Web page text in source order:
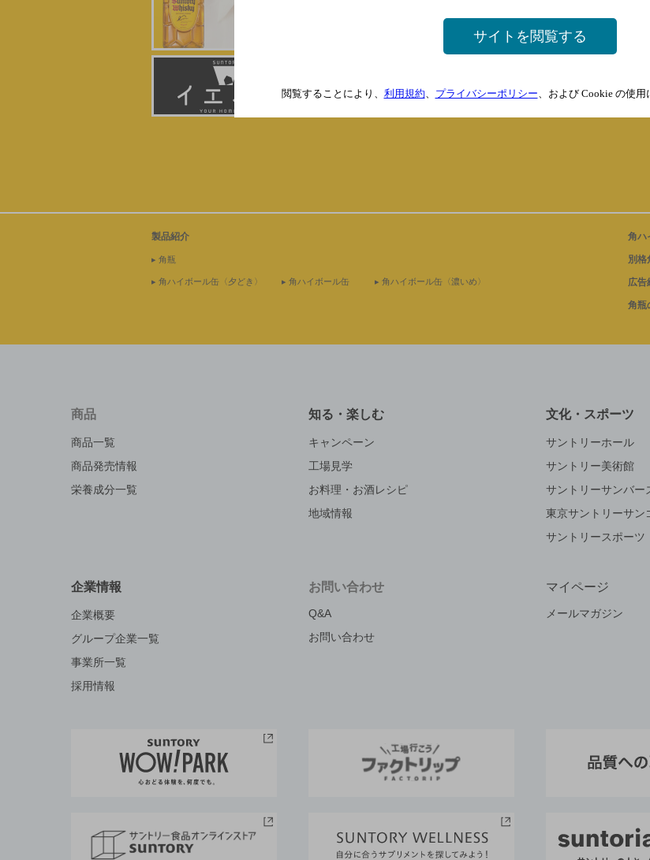
2022年9月6日
CM「ひとりでハイ＆カラ！」篇 を公開し
ました。
2022年7月25日
コンテンツ「白角 製品紹介」を公開しまし
た。
た。
2021年4月2日
CM「改・CAN！」篇 を公開しました。
2020年3月16日
2020年3月9日
CM「妹」篇 30秒を公開しました。
CM「妹」篇 15秒を公開しました。
CM「つまみ食い」篇を公開しました。
2016年4月1日
角瓶のデザインをリニューアルしました。
2015年9月30日
製品紹介
▸ 角瓶
▸ 角ハイボール缶〈夕どき〉 ▸ 角ハイボール缶 ▸ 角ハイボール缶〈濃いめ〉
角ハ
別格
広告
角瓶
商品
商品一覧
商品発売情報
栄養成分一覧
知る・楽しむ
キャンペーン
工場見学
お料理・お酒レシピ
地域情報
文化・スポーツ
サントリーホール
サントリー美術館
サントリーサンバー
東京サントリーサン
サントリースポーツ
企業情報
企業概要
グループ企業一覧
事業所一覧
採用情報
お問い合わせ
Q&A
お問い合わせ
マイページ
メールマガジン
サイトを閲覧する
閲覧することにより、 利用規約、 プライバシーポリシー、および Cookie の使用